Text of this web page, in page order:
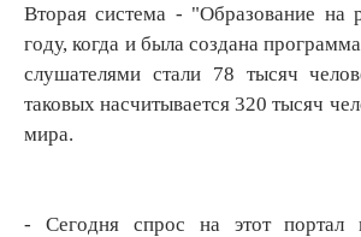
Вторая система - "Образование на
году, когда и была создана
слушателями стали 78 тысяч
таковых насчитывается 320 тысяч
мира.
- Сегодня спрос на этот портал